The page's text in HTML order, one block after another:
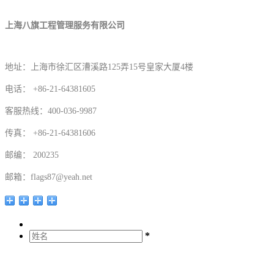
上海八旗工程管理服务有限公司
地址：上海市徐汇区漕溪路125弄15号皇家大厦4楼
电话： +86-21-64381605
客服热线：400-036-9987
传真： +86-21-64381606
邮编： 200235
邮箱：flags87@yeah.net
*